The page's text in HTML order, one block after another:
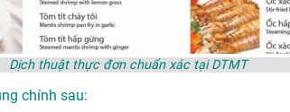
Dịch thuật thực đơn chuẩn xác tại DTMT
chính sau: